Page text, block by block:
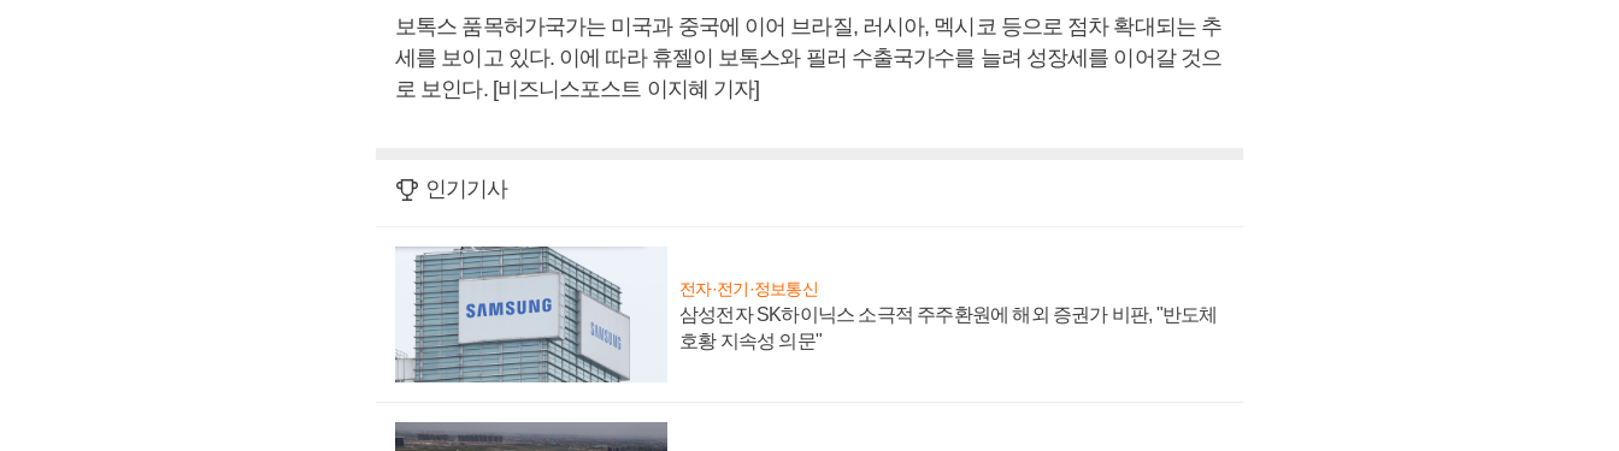
보톡스 품목허가국가는 미국과 중국에 이어 브라질, 러시아, 멕시코 등으로 점차 확대되는 추
세를 보이고 있다. 이에 따라 휴젤이 보톡스와 필러 수출국가수를 늘려 성장세를 이어갈 것으
로 보인다. [비즈니스포스트 이지혜 기자]
인기기사
전자·전기·정보통신
삼성전자 SK하이닉스 소극적 주주환원에 해외 증권가 비판, "반도체
호황 지속성 의문"